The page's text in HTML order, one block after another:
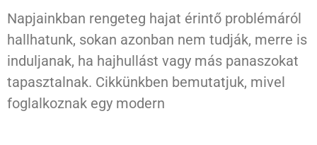
Napjainkban rengeteg hajat érintő problémáról
hallhatunk, sokan azonban nem tudják, merre is
induljanak, ha hajhullást vagy más panaszokat
tapasztalnak. Cikkünkben bemutatjuk, mivel
foglalkoznak egy modern